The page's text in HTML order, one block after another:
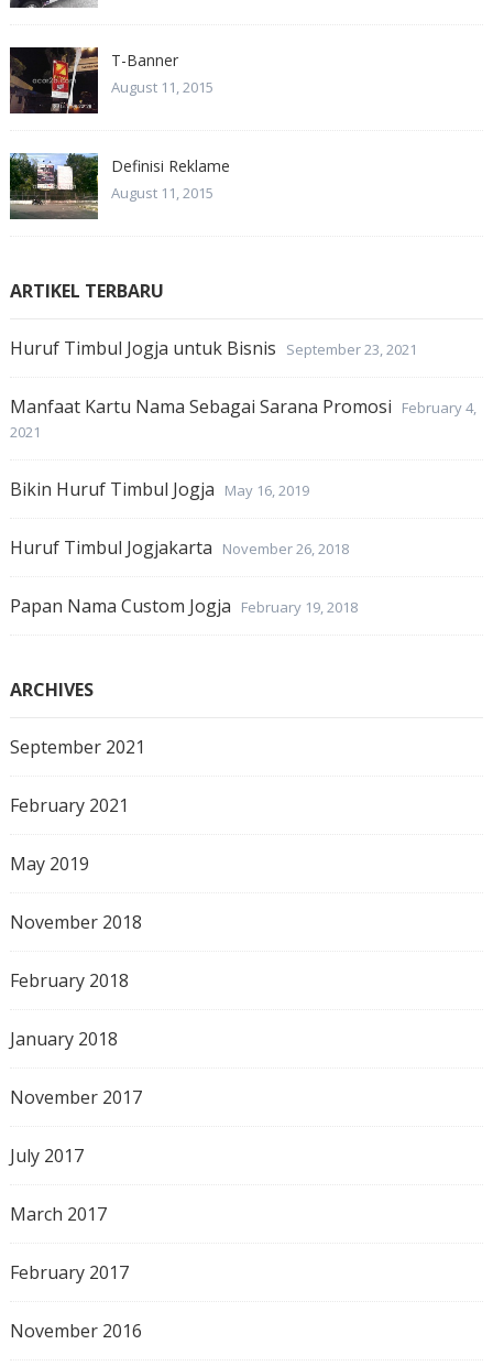
T-Banner
August 11, 2015
Definisi Reklame
August 11, 2015
ARTIKEL TERBARU
Huruf Timbul Jogja untuk Bisnis September 23, 2021
Manfaat Kartu Nama Sebagai Sarana Promosi
February 4,
2021
Bikin Huruf Timbul Jogja May 16, 2019
Huruf Timbul Jogjakarta November 26, 2018
Papan Nama Custom Jogja February 19, 2018
ARCHIVES
September 2021
February 2021
May 2019
November 2018
February 2018
January 2018
November 2017
July 2017
March 2017
February 2017
November 2016